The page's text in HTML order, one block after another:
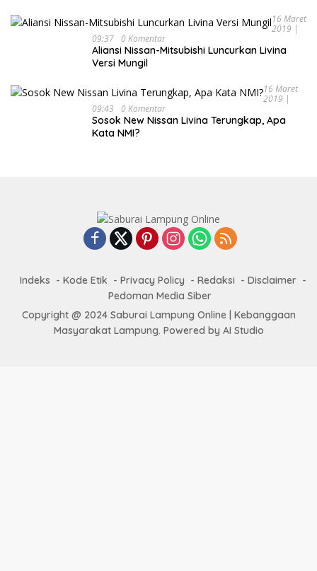
16 Maret
2019 |
09:37 0 Komentar
Aliansi Nissan-Mitsubishi Luncurkan Livina
Versi Mungil
16 Maret
2019 |
09:43
0 Komentar
Sosok New Nissan Livina Terungkap, Apa
Kata NMI?
Indeks Kode Etik Privacy Policy Redaksi
Disclaimer
Pedoman Media Siber
Copyright @ 2024 Saburai Lampung Online | Kebanggaan
Masyarakat Lampung. Powered by AI Studio